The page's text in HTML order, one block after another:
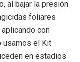
al bajar la presión
foliares
con
usamos el Kit
en estadios